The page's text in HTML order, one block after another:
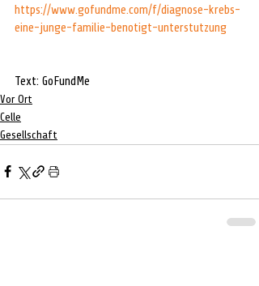
https://www.gofundme.com/f/diagnose-krebs-
eine-junge-familie-benotigt-unterstutzung
Text: GoFundMe
Vor Ort
Celle
Gesellschaft